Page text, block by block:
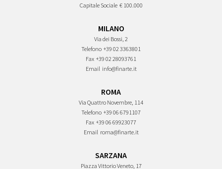
Capitale Sociale € 100.000
MILANO
Via dei Bossi, 2
Telefono +39 02 3363801
Fax +39 02 28093761
Email info@finarte.it
ROMA
Via Quattro Novembre, 114
Telefono +39 06 6791107
Fax +39 06 69923077
Email roma@finarte.it
SARZANA
Piazza Vittorio Veneto, 17